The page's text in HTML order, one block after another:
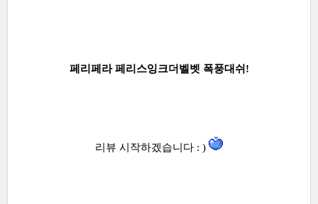
페리페라 페리스잉크더벨벳 폭풍대쉬!
리뷰 시작하겠습니다 : )